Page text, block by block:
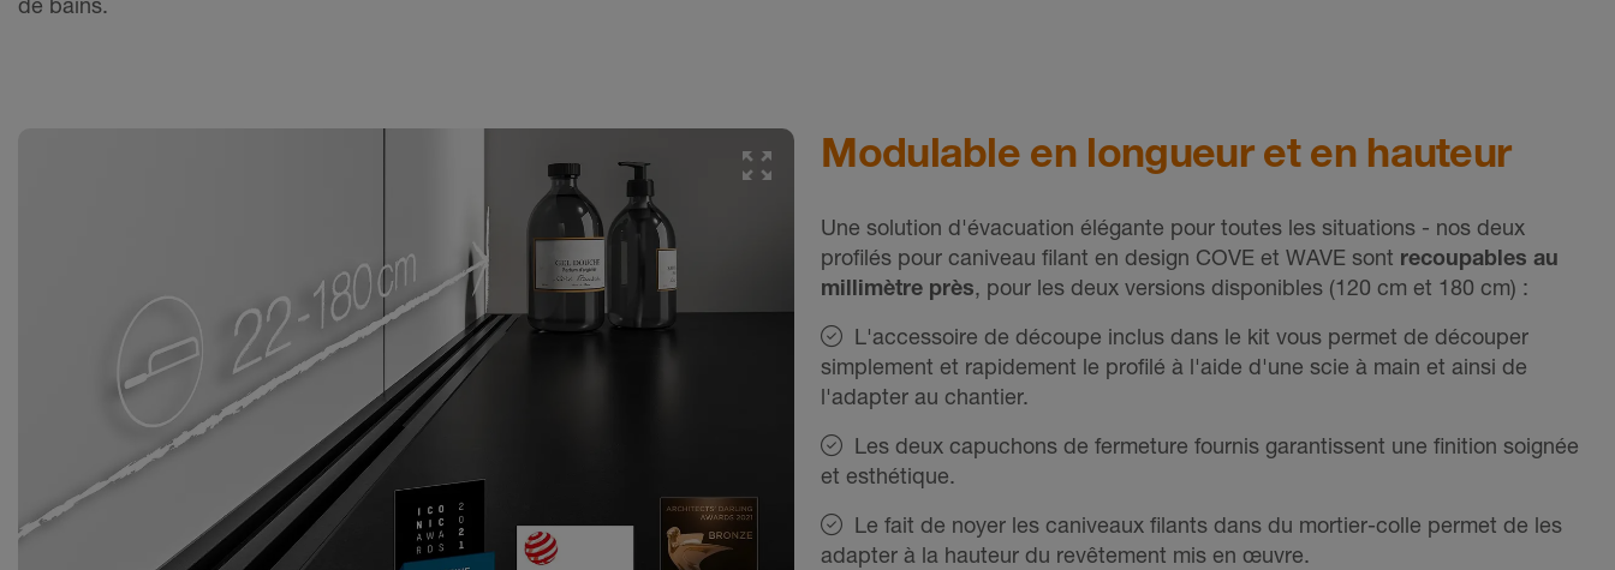
Modulable en longueur et en hauteur
Une solution d'évacuation élégante pour toutes les situations - nos deux
profilés pour caniveau filant en design COVE et WAVE sont recoupables au
millimètre près, pour les deux versions disponibles (120 cm et 180 cm) :
L'accessoire de découpe inclus dans le kit vous permet de découper
simplement et rapidement le profilé à l'aide d'une scie à main et ainsi de
l'adapter au chantier.
Les deux capuchons de fermeture fournis garantissent une finition soignée
et esthétique.
Le fait de noyer les caniveaux filants dans du mortier-colle permet de les
adapter à la hauteur du revêtement mis en œuvre.